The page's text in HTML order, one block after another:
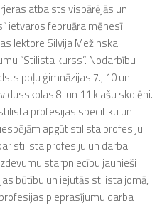
atbalsts vispārējās un
ietvaros februāra mēnesī
lektore Silvija Mežinska
“Stilista kurss”. Nodarbību
poļu ģimnāzijas 7., 10 un
8. un 11.klašu skolēni.
profesijas specifiku un
apgūt stilista profesiju.
stilista profesiju un darba
starpniecību jaunieši
būtību un iejutās stilista jomā,
pieprasījumu darba